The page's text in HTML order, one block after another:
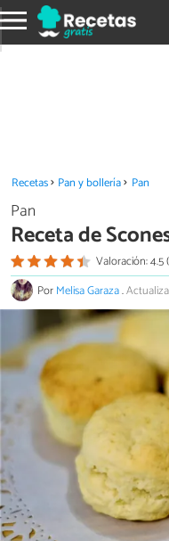
Recetas Pan y bollería Pan
Pan
Receta de
Valoración: 4.5
PorMelisa Garaza.